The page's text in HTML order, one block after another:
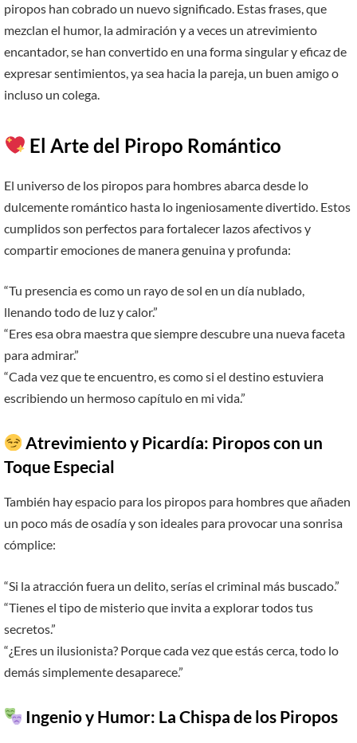
piropos han cobrado un nuevo significado. Estas frases, que
mezclan el humor, la admiración y a veces un atrevimiento
encantador, se han convertido en una forma singular y eficaz de
expresar sentimientos, ya sea hacia la pareja, un buen amigo o
incluso un colega.
El Arte del Piropo Romántico
El universo de los piropos para hombres abarca desde lo
dulcemente romántico hasta lo ingeniosamente divertido. Estos
cumplidos son perfectos para fortalecer lazos afectivos y
compartir emociones de manera genuina y profunda:
“Tu presencia es como un rayo de sol en un día nublado,
llenando todo de luz y calor.”
“Eres esa obra maestra que siempre descubre una nueva faceta
para admirar.”
“Cada vez que te encuentro, es como si el destino estuviera
escribiendo un hermoso capítulo en mi vida.”
Atrevimiento y Picardía: Piropos con un
Toque Especial
También hay espacio para los piropos para hombres que añaden
un poco más de osadía y son ideales para provocar una sonrisa
cómplice:
“Si la atracción fuera un delito, serías el criminal más buscado.”
“Tienes el tipo de misterio que invita a explorar todos tus
secretos.”
“¿Eres un ilusionista? Porque cada vez que estás cerca, todo lo
demás simplemente desaparece.”
Ingenio y Humor: La Chispa de los Piropos